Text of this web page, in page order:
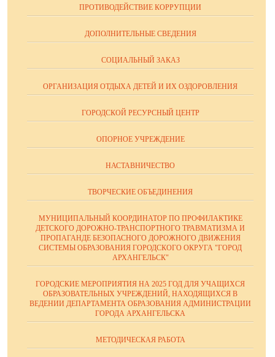
ПРОТИВОДЕЙСТВИЕ КОРРУПЦИИ
ДОПОЛНИТЕЛЬНЫЕ СВЕДЕНИЯ
СОЦИАЛЬНЫЙ ЗАКАЗ
ОРГАНИЗАЦИЯ ОТДЫХА ДЕТЕЙ И ИХ ОЗДОРОВЛЕНИЯ
ГОРОДСКОЙ РЕСУРСНЫЙ ЦЕНТР
ОПОРНОЕ УЧРЕЖДЕНИЕ
НАСТАВНИЧЕСТВО
ТВОРЧЕСКИЕ ОБЪЕДИНЕНИЯ
МУНИЦИПАЛЬНЫЙ КООРДИНАТОР ПО ПРОФИЛАКТИКЕ
ДЕТСКОГО ДОРОЖНО-ТРАНСПОРТНОГО ТРАВМАТИЗМА И
ПРОПАГАНДЕ БЕЗОПАСНОГО ДОРОЖНОГО ДВИЖЕНИЯ
СИСТЕМЫ ОБРАЗОВАНИЯ ГОРОДСКОГО ОКРУГА "ГОРОД
АРХАНГЕЛЬСК"
ГОРОДСКИЕ МЕРОПРИЯТИЯ НА 2025 ГОД ДЛЯ УЧАЩИХСЯ
ОБРАЗОВАТЕЛЬНЫХ УЧРЕЖДЕНИЙ, НАХОДЯЩИХСЯ В
ВЕДЕНИИ ДЕПАРТАМЕНТА ОБРАЗОВАНИЯ АДМИНИСТРАЦИИ
ГОРОДА АРХАНГЕЛЬСКА
МЕТОДИЧЕСКАЯ РАБОТА